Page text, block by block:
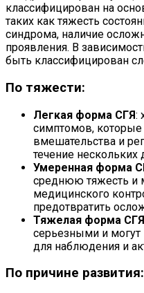
классифицирован на
таких как тяжесть
синдрома, наличие
проявления. В
быть классифицирован
По тяжести:
Легкая форма СГЯ:
симптомов,
вмешательства и
течение нескольких
Умеренная форма
среднюю тяжесть и
медицинского
предотвратить
Тяжелая форма СГЯ
серьезными и могут
для наблюдения и
По причине развития: